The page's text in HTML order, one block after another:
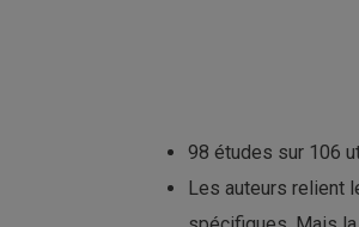
98 études sur 106
Les auteurs relient